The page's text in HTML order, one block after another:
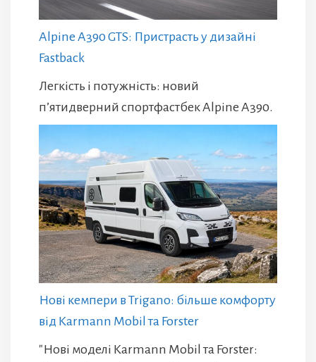
Alpine A390 GTS: Пристрасть у дизайні
Fastback
Легкість і потужність: новий
п’ятидверний спортфастбек Alpine A390.
Нові кемпери в Trigano: більше комфорту
від Karmann Mobil та Forster
"Нові моделі Karmann Mobil та Forster: